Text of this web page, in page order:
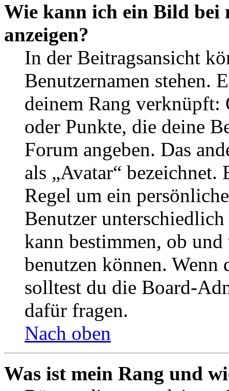
Wie kann ich ein Bild bei
anzeigen?
In der Beitragsansicht
Benutzernamen stehen.
deinem Rang verknüpft:
oder Punkte, die deine
Forum angeben. Das
als „Avatar“
Regel um ein
Benutzer
kann bestimmen, ob
benutzen können. Wenn
solltest du die Board-
dafür fragen.
Nach oben
Was ist mein Rang und